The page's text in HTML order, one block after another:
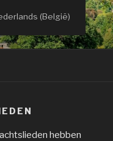
hebben
(België)